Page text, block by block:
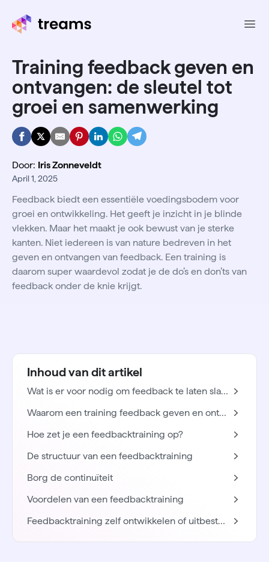
Training feedback geven en
ontvangen: de sleutel tot
groei en samenwerking
Door: Iris Zonneveldt
April 1, 2025
Feedback biedt een essentiële voedingsbodem voor
groei en ontwikkeling. Het geeft je inzicht in je blinde
vlekken. Maar het maakt je ook bewust van je sterke
kanten. Niet iedereen is van nature bedreven in het
geven en ontvangen van feedback. Een training is
daarom super waardevol zodat je de do’s en don’ts van
feedback onder de knie krijgt.
Inhoud van dit artikel
Wat is er voor nodig om feedback te laten slagen?
Waarom een training feedback geven en ontvangen?
Hoe zet je een feedbacktraining op?
De structuur van een feedbacktraining
Borg de continuïteit
Voordelen van een feedbacktraining
Feedbacktraining zelf ontwikkelen of uitbesteden?